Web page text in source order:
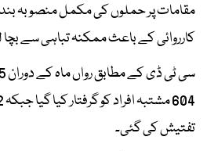
مقامات پر حملوں کی مکمل منصوبہ
کارروائی کے باعث ممکنہ تباہی سے بچا
تفتیش کی گئی۔